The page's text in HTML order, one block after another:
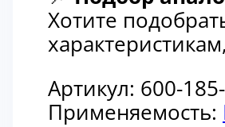
Хотите
Артикул: 600-
Применяемость: